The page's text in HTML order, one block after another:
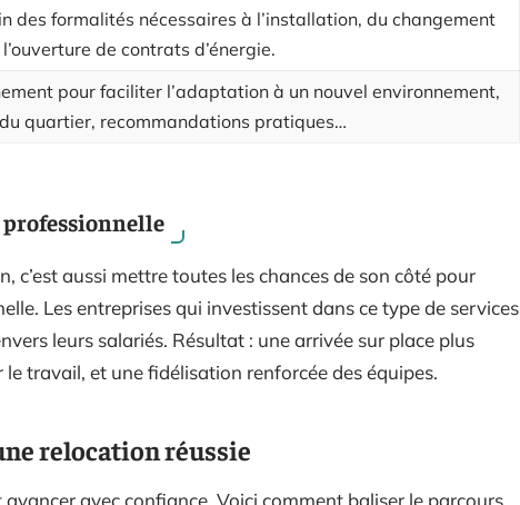
des formalités nécessaires à l’installation, du changement
de contrats d’énergie.
pour faciliter l’adaptation à un nouvel environnement,
quartier, recommandations pratiques…
c’est aussi mettre toutes les chances de son côté pour
Les entreprises qui investissent dans ce type de services
leurs salariés. Résultat : une arrivée sur place plus
travail, et une fidélisation renforcée des équipes.
relocation réussie
avancer avec confiance. Voici comment baliser le parcours